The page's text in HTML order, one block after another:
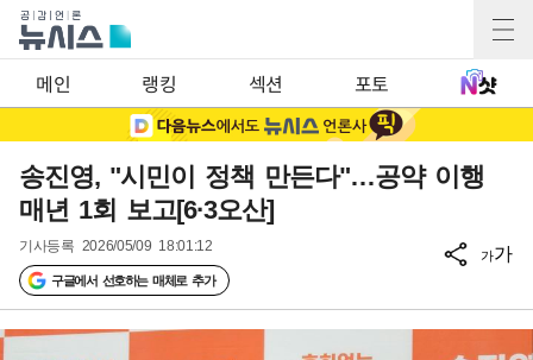
메인 랭킹 섹션 포토
송진영, "시민이 정책 만든다"…공약 이행
매년 1회 보고[6·3오산]
기사등록 2026/05/09 18:01:12
구글에서 선호하는 매체로 추가
가가